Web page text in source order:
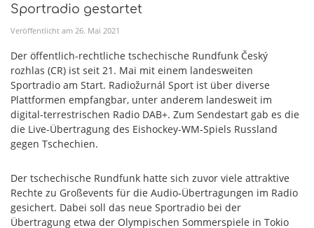
Sportradio gestartet
Veröffentlicht am 26. Mai 2021
Der öffentlich-rechtliche tschechische Rundfunk Český
rozhlas (CR) ist seit 21. Mai mit einem landesweiten
Sportradio am Start. Radiožurnál Sport ist über diverse
Plattformen empfangbar, unter anderem landesweit im
digital-terrestrischen Radio DAB+. Zum Sendestart gab es die
die Live-Übertragung des Eishockey-WM-Spiels Russland
gegen Tschechien.
Der tschechische Rundfunk hatte sich zuvor viele attraktive
Rechte zu Großevents für die Audio-Übertragungen im Radio
gesichert. Dabei soll das neue Sportradio bei der
Übertragung etwa der Olympischen Sommerspiele in Tokio